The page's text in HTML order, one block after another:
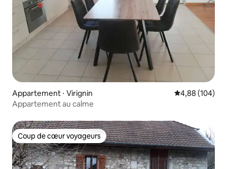
Appartement ⋅ Virignin Évaluation
4,88 (104)
Appartement au calme
Coup de cœur voyageurs
Coup de cœur voyageurs